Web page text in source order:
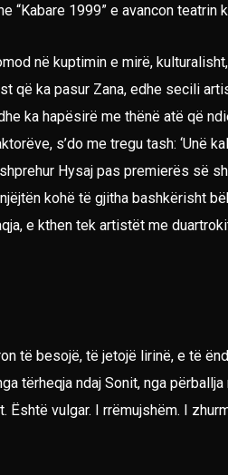
1999” e avancon teatrin
në kuptimin e mirë,
që ka pasur Zana, edhe secili
ka hapësirë me thënë atë që
s’do me tregu tash: ‘Unë
Hysaj pas premierës së
kohë të gjitha bashkërisht
e kthen tek artistët me
të besojë, të jetojë lirinë, e të
tërheqja ndaj Sonit, nga përballja
vulgar. I rrëmujshëm. I